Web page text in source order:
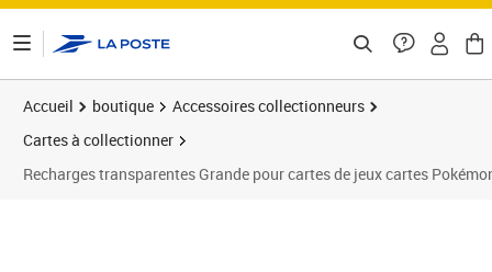
Accueil boutique
Accessoires collectionneurs
Cartes à collectionner
Recharges transparentes Grande pour cartes de jeux cartes